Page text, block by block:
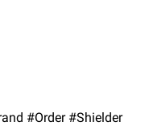
#Order #Shielder